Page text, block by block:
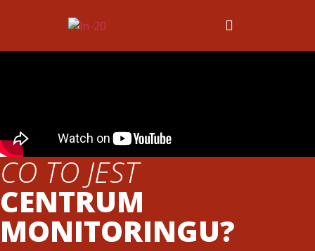
CO TO JEST
CENTRUM
MONITORINGU?